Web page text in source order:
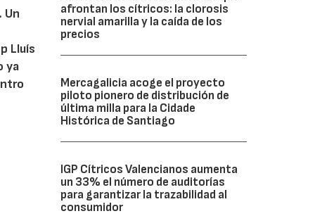
Un
Lluís
ya
afrontan los cítricos: la clorosis
nervial amarilla y la caída de los
precios
Mercagalicia acoge el proyecto
piloto pionero de distribución de
última milla para la Cidade
Histórica de Santiago
IGP Cítricos Valencianos aumenta
un 33% el número de auditorías
para garantizar la trazabilidad al
consumidor